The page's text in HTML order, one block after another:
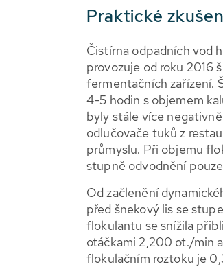
Praktické
Čistírna odpadních vod
provozuje od roku 2016
fermentačních zařízení.
4-5 hodin s objemem
byly stále více
odlučovače tuků z
průmyslu. Při objemu
stupně odvodnění pouze
Od začlenění
před šnekový lis se
flokulantu se snížila
otáčkami 2,200 ot./min
flokulačním roztoku je